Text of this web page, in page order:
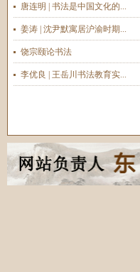
唐连明 | 书法是中国文化的...
姜涛 | 沈尹默寓居沪渝时期...
饶宗颐论书法
李优良 | 王岳川书法教育实...